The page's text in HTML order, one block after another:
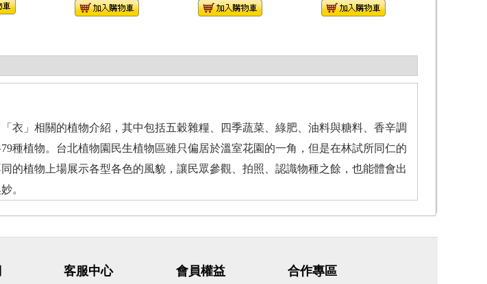
衣」相關的植物介紹，其中包括五穀雜糧、四季蔬菜、綠肥、油料與糖料、香辛調
種植物。台北植物園民生植物區雖只偏居於溫室花園的一角，但是在林試所同仁的
的植物上場展示各型各色的風貌，讓民眾參觀、拍照、認識物種之餘，也能體會出
。
客服中心 會員權益 合作專區